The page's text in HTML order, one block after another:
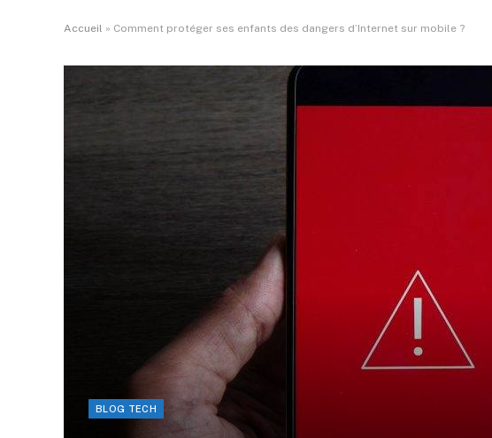
Accueil » Comment protéger ses enfants des dangers d’Internet sur mobile ?
BLOG TECH